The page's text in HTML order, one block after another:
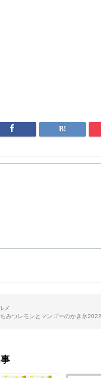
メ
ちみつレモンとマンゴーのかき氷